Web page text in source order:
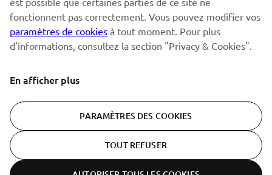
nous traitons vos données personnelles : Politique de
Confidentialité
© Copyright - 2026 Yamaha Motor Europe N.V. - All Rights
Reserved
fonctionnent pas correctement. Vous pouvez modifier vos
paramètres de cookies à tout moment. Pour plus
d'informations, consultez la section "Privacy & Cookies".
En afficher plus
PARAMÈTRES DES COOKIES
TOUT REFUSER